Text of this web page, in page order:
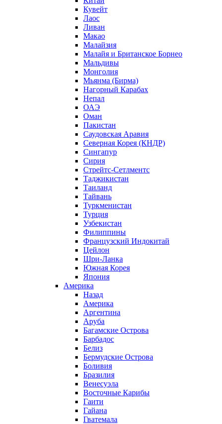
Кувейт
Лаос
Ливан
Макао
Малайзия
Малайя и Британское Борнео
Мальдивы
Монголия
Мьянма (Бирма)
Нагорный Карабах
Непал
ОАЭ
Оман
Пакистан
Саудовская Аравия
Северная Корея (КНДР)
Сингапур
Сирия
Стрейтс-Сетлментс
Таджикистан
Таиланд
Тайвань
Туркменистан
Турция
Узбекистан
Филиппины
Французский Индокитай
Цейлон
Шри-Ланка
Южная Корея
Япония
Америка
Назад
Америка
Аргентина
Аруба
Багамские Острова
Барбадос
Белиз
Бермудские Острова
Боливия
Бразилия
Венесуэла
Восточные Карибы
Гаити
Гайана
Гватемала